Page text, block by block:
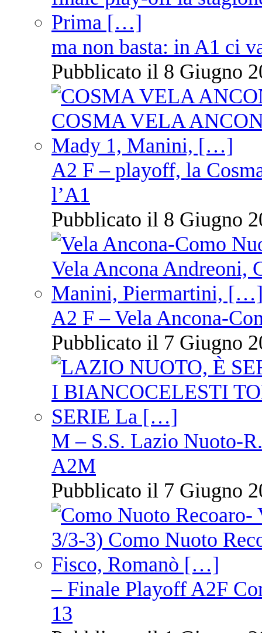
ma non basta: in A1 ci
Pubblicato il 8 Giugno
A2 F – playoff, la
l’A1
Pubblicato il 8 Giugno
A2 F – Vela Ancona-
Pubblicato il 7 Giugno
M – S.S. Lazio Nuoto-
A2M
Pubblicato il 7 Giugno
– Finale Playoff A2F
13